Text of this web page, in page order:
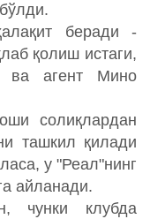
беради -
қолиш истаги,
ва агент Мино
солиқлардан
ташкил қилади
у "Реал"нинг
айланади.
чунки клубда